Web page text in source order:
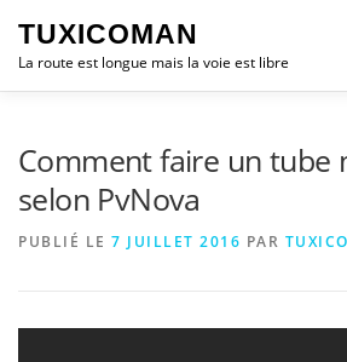
contenu
TUXICOMAN
La route est longue mais la voie est libre
Comment faire un tube
selon PvNova
PUBLIÉ LE 7 JUILLET 2016 PAR